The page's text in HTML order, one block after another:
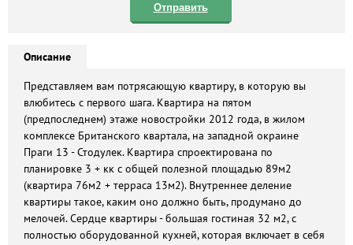
Отправить
Описание
Представляем вам потрясающую квартиру, в которую вы
влюбитесь с первого шага. Квартира на пятом
(предпоследнем) этаже новостройки 2012 года, в жилом
комплексе Британского квартала, на западной окраине
Праги 13 - Стодулек. Квартира спроектирована по
планировке 3 + кк с общей полезной площадью 89м2
(квартира 76м2 + терраса 13м2). Внутреннее деление
квартиры такое, каким оно должно быть, продумано до
мелочей. Сердце квартиры - большая гостиная 32 м2, с
полностью оборудованной кухней, которая включает в себя